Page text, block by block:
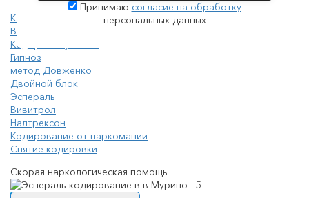
Кодирование от алкоголизма на дому
Вшивание от алкогольной зависимости
Кодировка уколом
Гипноз
метод Довженко
Двойной блок
Эспераль
Вивитрол
Налтрексон
Кодирование от наркомании
Снятие кодировки
Скорая наркологическая помощь
Принимаю согласие на обработку
персональных данных